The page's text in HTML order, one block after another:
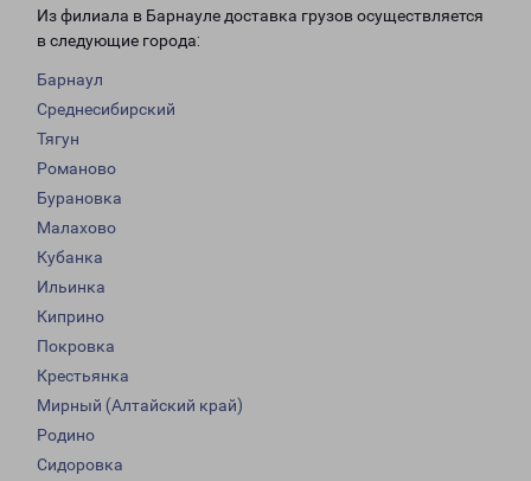
Из филиала в Барнауле доставка грузов осуществляется
в следующие города:
Барнаул
Среднесибирский
Тягун
Романово
Бурановка
Малахово
Кубанка
Ильинка
Киприно
Покровка
Крестьянка
Мирный (Алтайский край)
Родино
Сидоровка